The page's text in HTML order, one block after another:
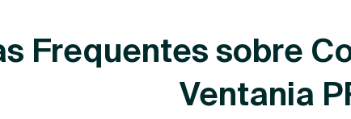
Frequentes sobre
Ventania